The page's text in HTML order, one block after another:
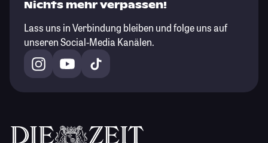
Nichts mehr verpassen!
Lass uns in Verbindung bleiben und folge uns auf
unseren Social-Media Kanälen.